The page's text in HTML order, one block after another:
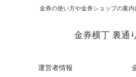
金券の使い方や金券ショップの案
金券横丁 裏通
運営者情報